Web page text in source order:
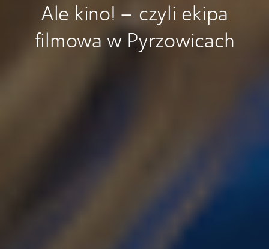
Ale kino! – czyli ekipa
filmowa w Pyrzowicach